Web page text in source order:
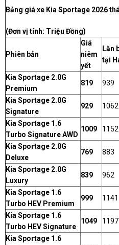
Bảng giá xe Kia Sportage 2026
(Đơn vị tính: Triệu Đồng)
Phiên bản
Giá
niêm
yết
Lăn
tại
Kia Sportage 2.0G
Premium
819 939
Kia Sportage 2.0G
Signature
929 1062
Kia Sportage 1.6
Turbo Signature AWD
1009 1152
Kia Sportage 2.0G
Deluxe
769 883
Kia Sportage 2.0G
Luxury
839 962
Kia Sportage 1.6
Turbo HEV Premium
999 1141
Kia Sportage 1.6
Turbo HEV Signature
1049 1197
Kia Sportage 1.6